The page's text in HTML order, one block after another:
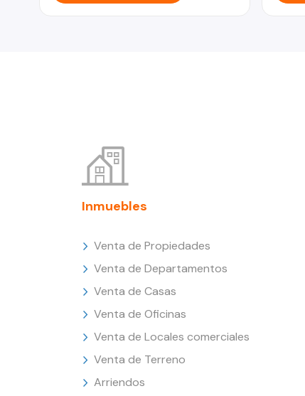
Inmuebles
Venta de Propiedades
Venta de Departamentos
Venta de Casas
Venta de Oficinas
Venta de Locales comerciales
Venta de Terreno
Arriendos